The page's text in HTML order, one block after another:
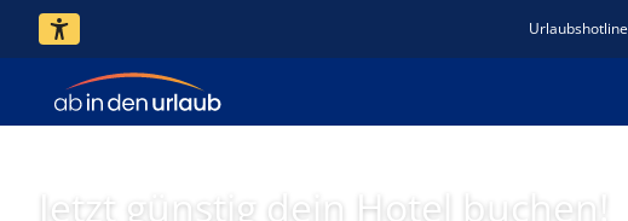
Urlaubshotline
Jetzt günstig dein Hotel buchen!